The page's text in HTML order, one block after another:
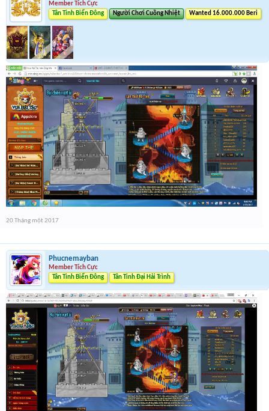
Member Tích Cực
Tân Tinh Biển Đông
Người Chơi Cuồng Nhiệt Wanted 16.000.000 Beri
20 Tháng một 2017
Phucnemayban
Member Tích Cực
Tân Tinh Biển Đông
Tân Tinh Đại Hải Trình